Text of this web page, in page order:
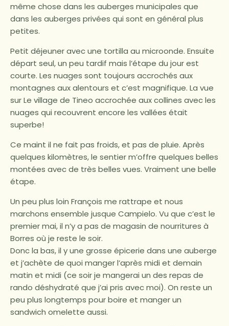
même chose dans les auberges municipales que
dans les auberges privées qui sont en général plus
petites.
Petit déjeuner avec une tortilla au microonde. Ensuite
départ seul, un peu tardif mais l’étape du jour est
courte. Les nuages sont toujours accrochés aux
montagnes aux alentours et c’est magnifique. La vue
sur Le village de Tineo accrochée aux collines avec les
nuages qui recouvrent encore les vallées était
superbe!
Ce maint il ne fait pas froids, et pas de pluie. Après
quelques kilomètres, le sentier m’offre quelques belles
montées avec de très belles vues. Vraiment une belle
étape.
Un peu plus loin François me rattrape et nous
marchons ensemble jusque Campielo. Vu que c’est le
premier mai, il n’y a pas de magasin de nourritures à
Borres où je reste le soir.
Donc la bas, il y une grosse épicerie dans une auberge
et j’achète de quoi manger l’après midi et demain
matin et midi (ce soir je mangerai un des repas de
rando déshydraté que j’ai pris avec moi). On reste un
peu plus longtemps pour boire et manger un
sandwich omelette aussi.